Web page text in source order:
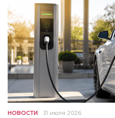
НОВОСТИ 31 июля 2026